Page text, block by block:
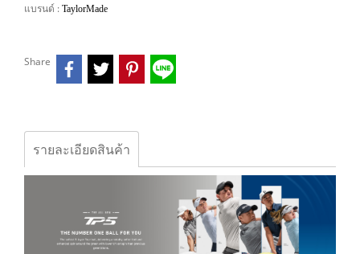
แบรนด์ : TaylorMade
Share
รายละเอียดสินค้า